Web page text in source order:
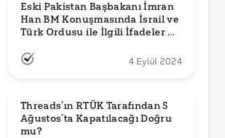
Eski Pakistan Başbakanı İmran
Han BM Konuşmasında İsrail ve
Türk Ordusu ile İlgili İfadeler mi
4 Eylül 2024
Threads’ın RTÜK Tarafından 5
Ağustos’ta Kapatılacağı Doğru
mu?